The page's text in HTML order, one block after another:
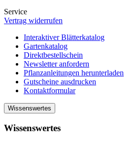
Service
Vertrag widerrufen
Interaktiver Blätterkatalog
Gartenkatalog
Direktbestellschein
Newsletter anfordern
Pflanzanleitungen herunterladen
Gutscheine ausdrucken
Kontaktformular
Wissenswertes
Wissenswertes